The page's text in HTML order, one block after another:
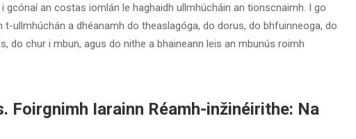
gcónaí an costas iomlán le haghaidh ullmhúcháin an tionscnaimh. I go
ullmhúchán a dhéanamh do theaslagóga, do dorus, do bhfuinneoga, do
do chur i mbun, agus do nithe a bhaineann leis an mbunús roimh
Foirgnimh Iarainn Réamh-inžinéirithe: Na